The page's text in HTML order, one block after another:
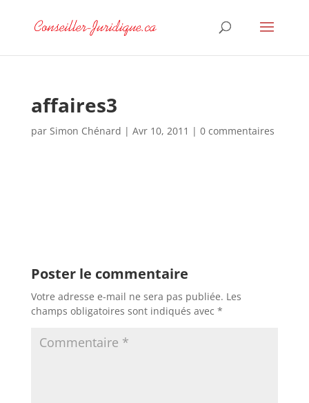
affaires3
par Simon Chénard | Avr 10, 2011 | 0 commentaires
Poster le commentaire
Votre adresse e-mail ne sera pas publiée. Les
champs obligatoires sont indiqués avec *